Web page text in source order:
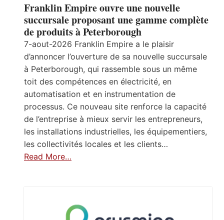
Franklin Empire ouvre une nouvelle
succursale proposant une gamme complète
de produits à Peterborough
7-aout-2026 Franklin Empire a le plaisir
d’annoncer l’ouverture de sa nouvelle succursale
à Peterborough, qui rassemble sous un même
toit des compétences en électricité, en
automatisation et en instrumentation de
processus. Ce nouveau site renforce la capacité
de l’entreprise à mieux servir les entrepreneurs,
les installations industrielles, les équipementiers,
les collectivités locales et les clients…
Read More…